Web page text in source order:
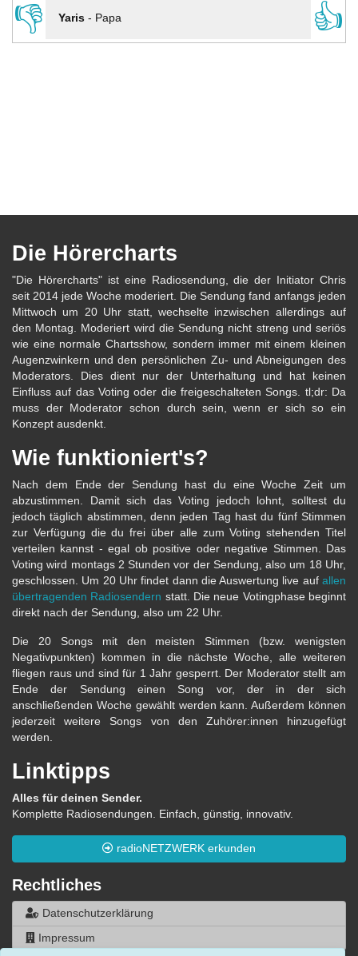
👎
Yaris- Papa 👍
Die Hörercharts
"Die Hörercharts" ist eine Radiosendung, die der Initiator Chris
seit 2014 jede Woche moderiert. Die Sendung fand anfangs jeden
Mittwoch um 20 Uhr statt, wechselte inzwischen allerdings auf
den Montag. Moderiert wird die Sendung nicht streng und seriös
wie eine normale Chartsshow, sondern immer mit einem kleinen
Augenzwinkern und den persönlichen Zu- und Abneigungen des
Moderators. Dies dient nur der Unterhaltung und hat keinen
Einfluss auf das Voting oder die freigeschalteten Songs. tl;dr: Da
muss der Moderator schon durch sein, wenn er sich so ein
Konzept ausdenkt.
Wie funktioniert's?
Nach dem Ende der Sendung hast du eine Woche Zeit um
abzustimmen. Damit sich das Voting jedoch lohnt, solltest du
jedoch täglich abstimmen, denn jeden Tag hast du fünf Stimmen
zur Verfügung die du frei über alle zum Voting stehenden Titel
verteilen kannst - egal ob positive oder negative Stimmen. Das
Voting wird montags 2 Stunden vor der Sendung, also um 18 Uhr,
geschlossen. Um 20 Uhr findet dann die Auswertung live auf allen
übertragenden Radiosendern statt. Die neue Votingphase beginnt
direkt nach der Sendung, also um 22 Uhr.
Die 20 Songs mit den meisten Stimmen (bzw. wenigsten
Negativpunkten) kommen in die nächste Woche, alle weiteren
fliegen raus und sind für 1 Jahr gesperrt. Der Moderator stellt am
Ende der Sendung einen Song vor, der in der sich
anschließenden Woche gewählt werden kann. Außerdem können
jederzeit weitere Songs von den Zuhörer:innen hinzugefügt
werden.
Linktipps
Alles für deinen Sender.
Komplette Radiosendungen. Einfach, günstig, innovativ.
radioNETZWERK erkunden
Rechtliches
Datenschutzerklärung
Impressum